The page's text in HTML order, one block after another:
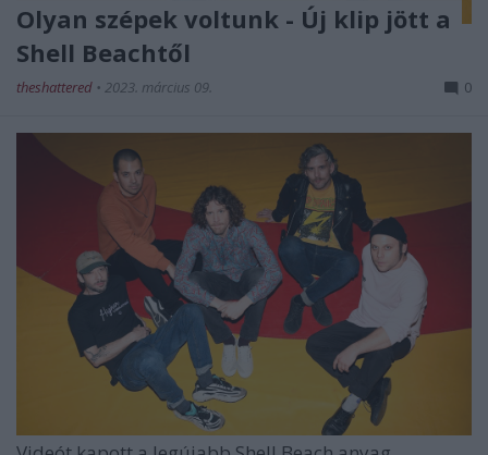
Olyan szépek voltunk - Új klip jött a
Shell Beachtől
theshattered • 2023. március 09. 0